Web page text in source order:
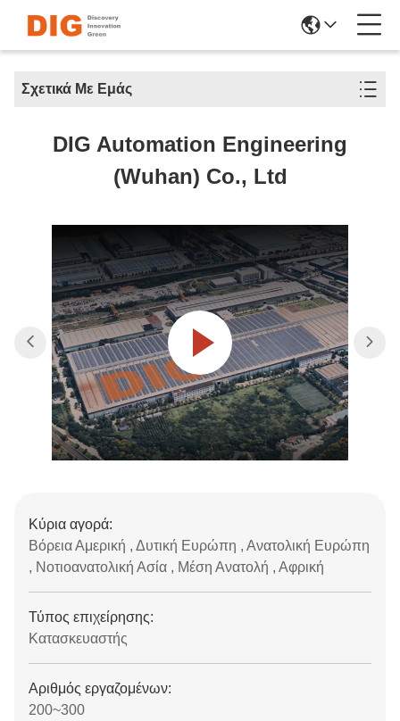
Σχετικά Με Εμάς
DIG Automation Engineering
(Wuhan) Co., Ltd
Κύρια αγορά:
Βόρεια Αμερική , Δυτική Ευρώπη , Ανατολική Ευρώπη
, Νοτιοανατολική Ασία , Μέση Ανατολή , Αφρική
Τύπος επιχείρησης:
Κατασκευαστής
Αριθμός εργαζομένων:
200~300